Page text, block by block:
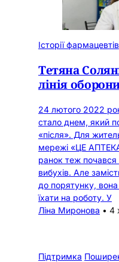
Історії фармацевтів
Тетяна
лінія
24 лютого 2022
стало днем, який
«після». Для
мережі «ЦЕ
ранок теж почався
вибухів. Але
до порятунку,
їхати на роботу. У
Ліна Миронова • 4
Підтримка